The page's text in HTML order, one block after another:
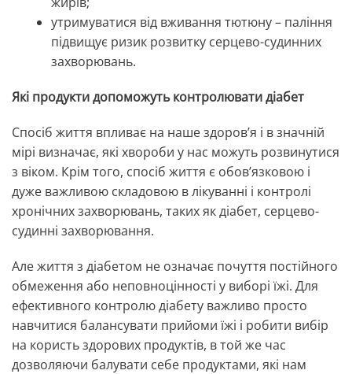
утримуватися від вживання тютюну – паління
підвищує ризик розвитку серцево-судинних
захворювань.
Які продукти допоможуть контролювати діабет
Спосіб життя впливає на наше здоров’я і в значній
мірі визначає, які хвороби у нас можуть розвинутися
з віком. Крім того, спосіб життя є обов’язковою і
дуже важливою складовою в лікуванні і контролі
хронічних захворювань, таких як діабет, серцево-
судинні захворювання.
Але життя з діабетом не означає почуття постійного
обмеження або неповноцінності у виборі їжі. Для
ефективного контролю діабету важливо просто
навчитися балансувати прийоми їжі і робити вибір
на користь здорових продуктів, в той же час
дозволяючи балувати себе продуктами, які нам